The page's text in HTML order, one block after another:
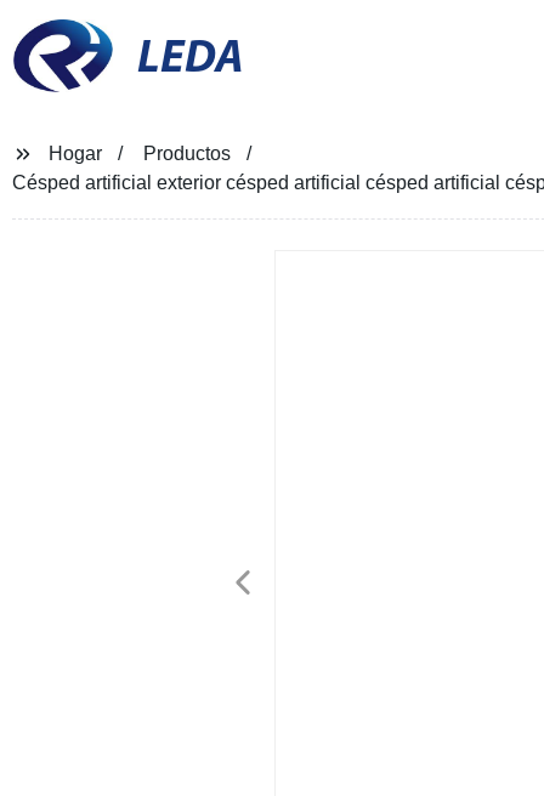
LEDA
Hogar
Productos
Césped artificial exterior césped artificial césped artificial